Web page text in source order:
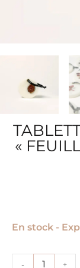
«
En stock -
- +